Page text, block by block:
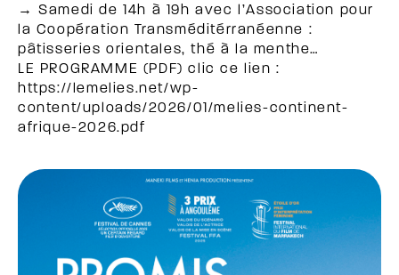
→ Samedi de 14h à 19h avec l’Association pour
la Coopération Transméditérranéenne :
pâtisseries orientales, thé à la menthe…
LE PROGRAMME (PDF) clic ce lien :
https://lemelies.net/wp-
content/uploads/2026/01/melies-continent-
afrique-2026.pdf